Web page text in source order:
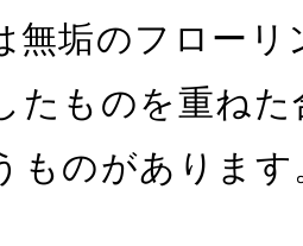
無垢のフロー
たものを重ね
ものがあります